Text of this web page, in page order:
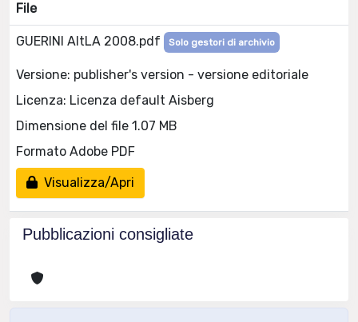
File
GUERINI AItLA 2008.pdf Solo gestori di archivio
Versione: publisher's version - versione editoriale
Licenza: Licenza default Aisberg
Dimensione del file 1.07 MB
Formato Adobe PDF
Visualizza/Apri
Pubblicazioni consigliate